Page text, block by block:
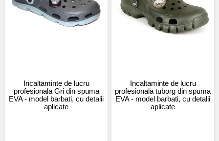
Incaltaminte de lucru
profesionala Gri din spuma
EVA - model barbati, cu detalii
aplicate
Incaltaminte de lucru
profesionala tuborg din spuma
EVA - model barbati, cu detalii
aplicate